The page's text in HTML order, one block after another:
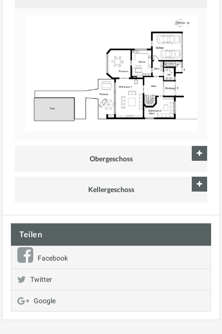
Obergeschoss
Kellergeschoss
Teilen
Facebook
Twitter
Google